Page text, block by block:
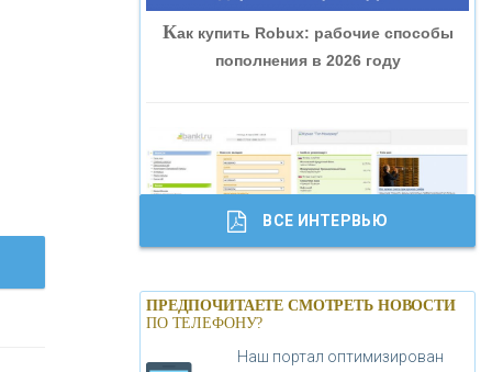
«БАНК ГЛОБЭКС»
«ТРАСТ»
«ГАЗПРОМБАНК»
«МОСКОВСКИЙ КРЕДИТНЫЙ
БАНК»
Как купить Robux: рабочие способы
пополнения в 2026 году
Банки.ру обновил логотип впервые за
19 лет - «Лента новостей»
ВСЕ ИНТЕРВЬЮ
ПРЕДПОЧИТАЕТЕ СМОТРЕТЬ НОВОСТИ
ПО ТЕЛЕФОНУ?
Наш портал оптимизирован